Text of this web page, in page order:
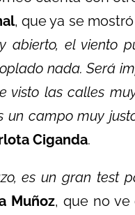
, que ya se
abierto, el viento
nada. Será
visto las calles
un campo muy
Ciganda.
es un gran test
Muñoz, que no ve